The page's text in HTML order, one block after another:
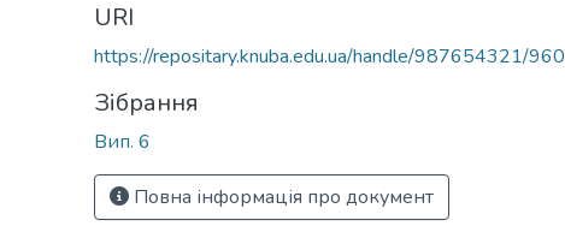
URI
https://repositary.knuba.edu.ua/handle/987654321/960
Зібрання
Вип. 6
Повна інформація про документ